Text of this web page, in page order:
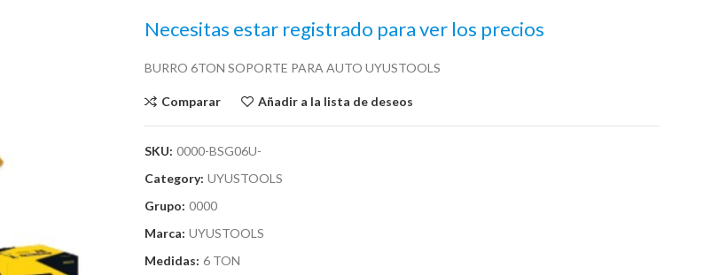
Necesitas estar registrado para ver los precios
BURRO 6TON SOPORTE PARA AUTO UYUSTOOLS
Comparar Añadir a la lista de deseos
SKU: 0000-BSG06U-
Category: UYUSTOOLS
Grupo: 0000
Marca: UYUSTOOLS
Medidas: 6 TON